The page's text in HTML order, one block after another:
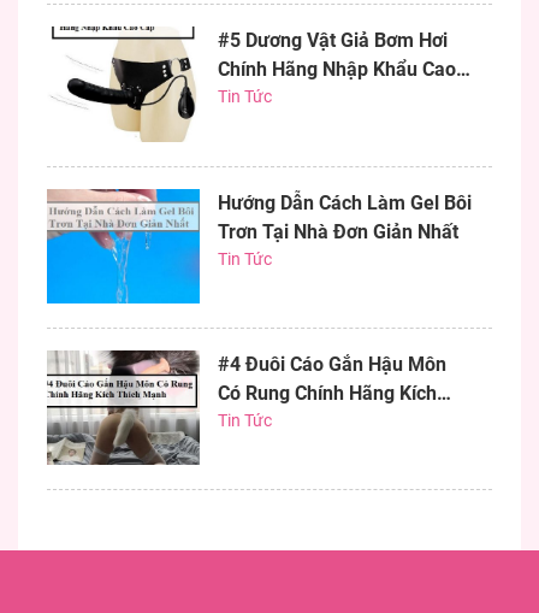
#5 Dương Vật Giả Bơm Hơi
Chính Hãng Nhập Khẩu Cao
Cấp
Tin Tức
Hướng Dẫn Cách Làm Gel Bôi
Trơn Tại Nhà Đơn Giản Nhất
Tin Tức
#4 Đuôi Cáo Gắn Hậu Môn
Có Rung Chính Hãng Kích
Thích Mạnh
Tin Tức